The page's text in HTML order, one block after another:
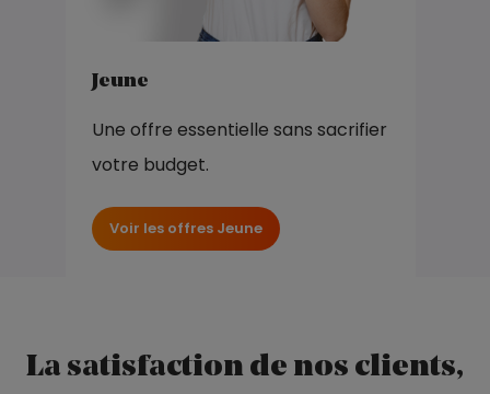
Jeune
Une offre essentielle sans sacrifier
votre budget.
Voir les offres Jeune
La satisfaction de nos clients,